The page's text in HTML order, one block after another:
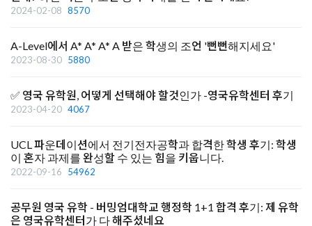
2024-02-08 8570
A-Level에서 A* A* A* A 받은 학생의 조언 '뻔뻔해지세요'
2023-08-30 5880
✅ 영국 유학원, 어떻게 선택해야 할것인가 -영국유학센터 후기
2023-04-20 4067
UCL 파운데이션에서 전기전자공학과 합격한 학생 후기: 학생
이 혼자 과제를 완성할 수 있는 힘을 키웁니다.
2022-09-16 54962
공무원 영국 유학 - 버밍엄대학교 행정학 1+1 합격 후기: 제 유학
은 영국유학센터가 다 해주셨네요